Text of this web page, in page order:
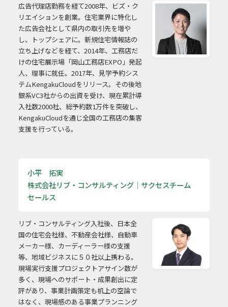
広告代理店勤務を経て2008年、ビズ・ク
リエイションを創業。住宅業界に特化し
た広告会社として県内の取引先を増や
し、トップシェアに。新規住宅情報誌の
立ち上げなどを経て、2014年、工務店だ
けの住宅展示場「岡山工務店EXPO」発起
人、理事に就任。2017年、見学予約シス
テムKengakuCloudをリリース。その後地
銀系VC3社からの出資を受け、現在累計導
入社数2000社、総予約数1万件を突破し、
KengakuCloudを通じ全国の工務店の集客
支援を行っている。
小平 拓実
株式会社リブ・コンサルティング｜サクセスチーム
セールス
リブ・コンサルティング入社後、日本全
国の住宅会社様、不動産会社様、自動車
メーカー様、カーディーラー様の支援
等、地域ビジネスに５０社以上携わる。
現場実行支援プロジェクトアサイン数が
多く、現場へのサポート・成果創出に定
評があり、事業計画策定も机上の空論で
はなく、現場感のある事業プランニング